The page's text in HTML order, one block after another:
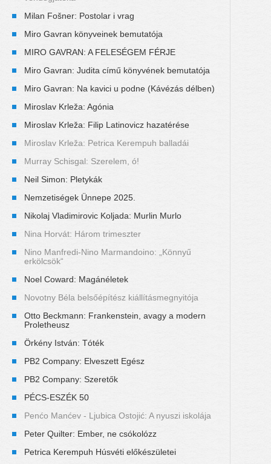
Milan Fošner: Postolar i vrag
Miro Gavran könyveinek bemutatója
MIRO GAVRAN: A FELESÉGEM FÉRJE
Miro Gavran: Judita című könyvének bemutatója
Miro Gavran: Na kavici u podne (Kávézás délben)
Miroslav Krleža: Agónia
Miroslav Krleža: Filip Latinovicz hazatérése
Miroslav Krleža: Petrica Kerempuh balladái
Murray Schisgal: Szerelem, ó!
Neil Simon: Pletykák
Nemzetiségek Ünnepe 2025.
Nikolaj Vladimirovic Koljada: Murlin Murlo
Nina Horvát: Három trimeszter
Nino Manfredi-Nino Marmandoino: „Könnyű
erkölcsök“
Noel Coward: Magánéletek
Novotny Béla belsőépítész kiállításmegnyitója
Otto Beckmann: Frankenstein, avagy a modern
Proletheusz
Örkény István: Tóték
PB2 Company: Elveszett Egész
PB2 Company: Szeretők
PÉCS-ESZÉK 50
Penćo Manćev - Ljubica Ostojić: A nyuszi iskolája
Peter Quilter: Ember, ne csókolózz
Petrica Kerempuh Húsvéti előkészületei